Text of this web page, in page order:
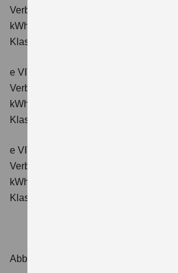
Verbrauchswerte: Energieverbrauch
kWh/100km; CO₂-Emissionen
Klasse: A.
e VITARA eAxle Comfort+ (61 kWh-
Verbrauchswerte: Energieverbrauch
kWh/100km; CO₂-Emissionen
Klasse: A.
e VITARA eAxle ALLGRIP-e Comfort+
Verbrauchswerte: Energieverbrauch
kWh/100 km; CO₂-Emissionen
Klasse: A.
Abbildungen zeigen